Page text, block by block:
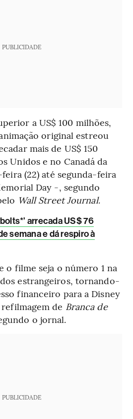
PUBLICIDADE
a US$ 100 milhões,
original estreou
mais de US$ 150
Unidos e no Canadá da
(22) até segunda-feira
Day -, segundo
Wall Street Journal.
arrecada US$ 76
semana e dá respiro à
o filme seja o número 1 na
estrangeiros, tornando-
financeiro para a Disney
de Branca de
o jornal.
PUBLICIDADE